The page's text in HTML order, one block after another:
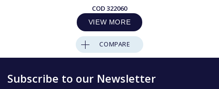
COD322060
VIEW MORE
COMPARE
Subscribe to our Newsletter